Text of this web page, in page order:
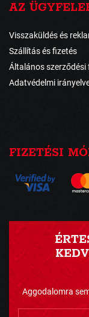
AZ
Visszaküldés és
Szállítás és fizetés
Általános szerződési
Adatvédelmi
FIZETÉSI
Aggodalomra